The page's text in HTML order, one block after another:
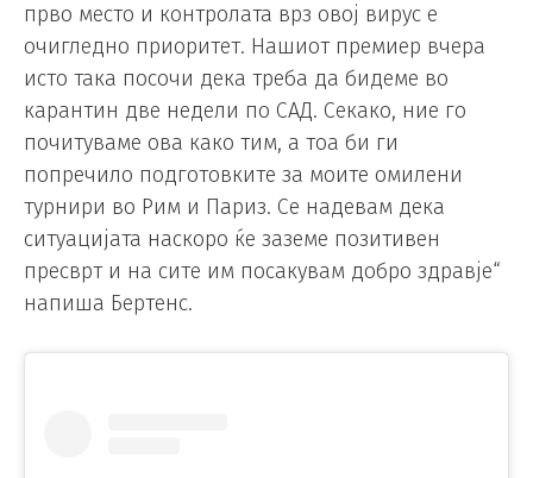
прво место и контролата врз овој вирус е
очигледно приоритет. Нашиот премиер вчера
исто така посочи дека треба да бидеме во
карантин две недели по САД. Секако, ние го
почитуваме ова како тим, а тоа би ги
попречило подготовките за моите омилени
турнири во Рим и Париз. Се надевам дека
ситуацијата наскоро ќе заземе позитивен
пресврт и на сите им посакувам добро здравје“
напиша Бертенс.